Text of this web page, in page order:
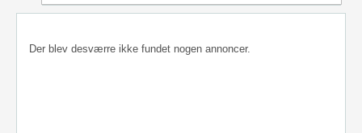
Der blev desværre ikke fundet nogen annoncer.